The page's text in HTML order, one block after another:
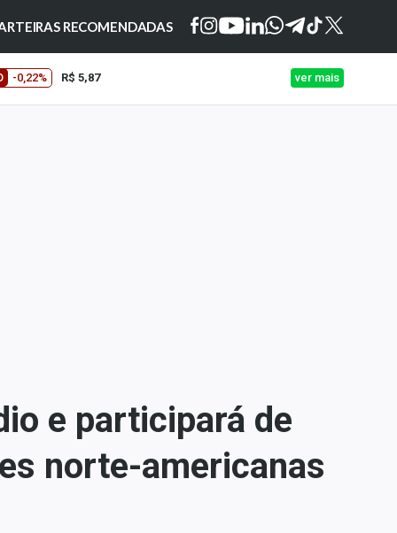
RECOMENDADAS
-0,22% R$ 5,87 ver mais
e participará de
norte-americanas